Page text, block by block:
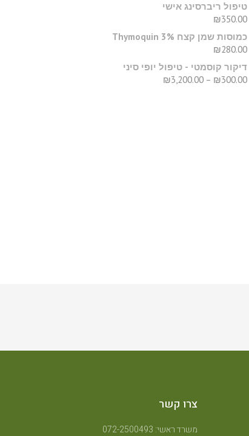
טיפול ריברסינג אישי
₪350.00
כמוסות שמן קצח Thymoquin 3%
₪280.00
דיקור קוסמטי - טיפול יופי סיני
₪300.00
–
₪3,200.00
צרו קשר
משרד ראשי: 072-2500493